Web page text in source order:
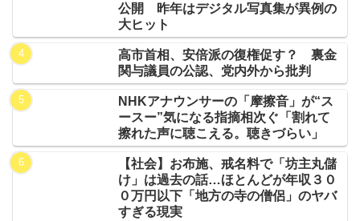
公開 昨年はデジタル写真集が異例の
大ヒット
高市首相、安倍派の復権促す？ 裏金
関与議員の公認、党内外から批判
NHKアナウンサーの「摩擦音」が“ス
ースー”気になる指摘相次ぐ「割れて
擦れた声に聴こえる。聴きづらい」
【社会】お布施、戒名料で「坊主丸儲
け」は過去の話…ほとんどが年収３０
０万円以下「地方の寺の僧侶」のヤバ
すぎる現実